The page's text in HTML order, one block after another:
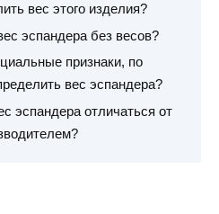
вес этого изделия?
эспандера без весов?
признаки, по
вес эспандера?
эспандера отличаться от